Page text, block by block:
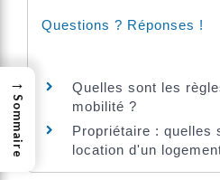
Questions ? Réponses !
Quelles sont les
mobilité ?
Propriétaire : quelles
location d'un
→
Sommaire